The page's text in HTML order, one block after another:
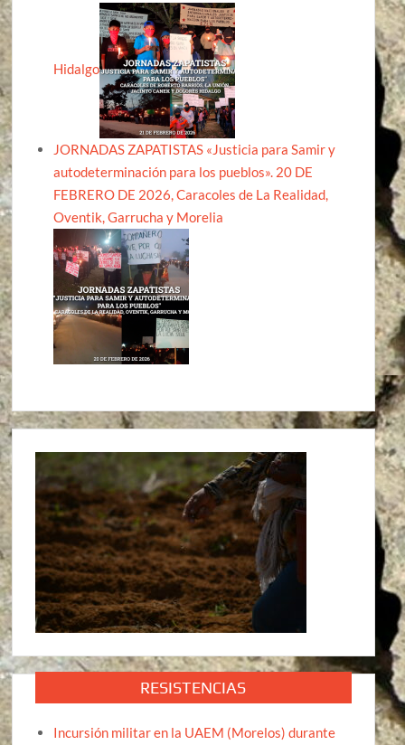
Hidalgo
JORNADAS ZAPATISTAS «Justicia para Samir y
autodeterminación para los pueblos». 20 DE
FEBRERO DE 2026, Caracoles de La Realidad,
Oventik, Garrucha y Morelia
RESISTENCIAS
Incursión militar en la UAEM (Morelos) durante